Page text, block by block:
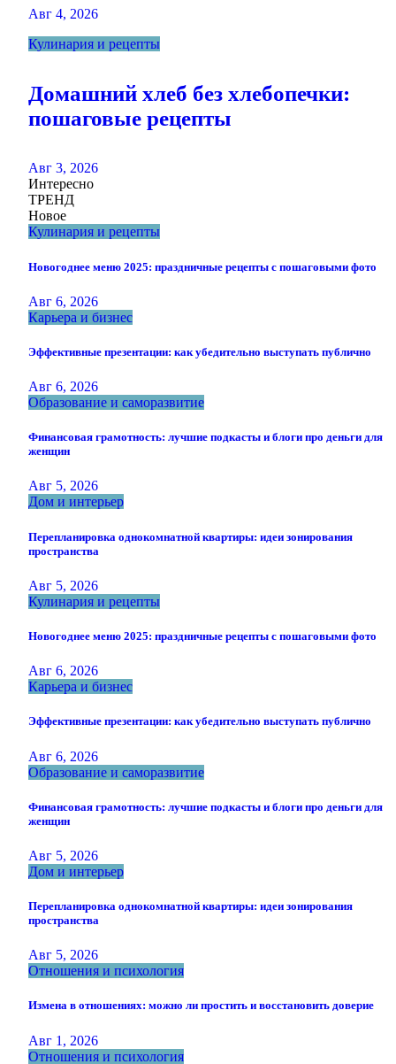
Авг 4, 2026
Кулинария и рецепты
Домашний хлеб без хлебопечки:
пошаговые рецепты
Авг 3, 2026
Интересно
ТРЕНД
Новое
Кулинария и рецепты
Новогоднее меню 2025: праздничные рецепты с пошаговыми фото
Авг 6, 2026
Карьера и бизнес
Эффективные презентации: как убедительно выступать публично
Авг 6, 2026
Образование и саморазвитие
Финансовая грамотность: лучшие подкасты и блоги про деньги для
женщин
Авг 5, 2026
Дом и интерьер
Перепланировка однокомнатной квартиры: идеи зонирования
пространства
Авг 5, 2026
Кулинария и рецепты
Новогоднее меню 2025: праздничные рецепты с пошаговыми фото
Авг 6, 2026
Карьера и бизнес
Эффективные презентации: как убедительно выступать публично
Авг 6, 2026
Образование и саморазвитие
Финансовая грамотность: лучшие подкасты и блоги про деньги для
женщин
Авг 5, 2026
Дом и интерьер
Перепланировка однокомнатной квартиры: идеи зонирования
пространства
Авг 5, 2026
Отношения и психология
Измена в отношениях: можно ли простить и восстановить доверие
Авг 1, 2026
Отношения и психология